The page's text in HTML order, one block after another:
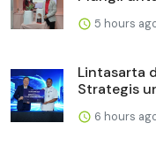
5 hours
Lintasarta
Strategis
6 hours